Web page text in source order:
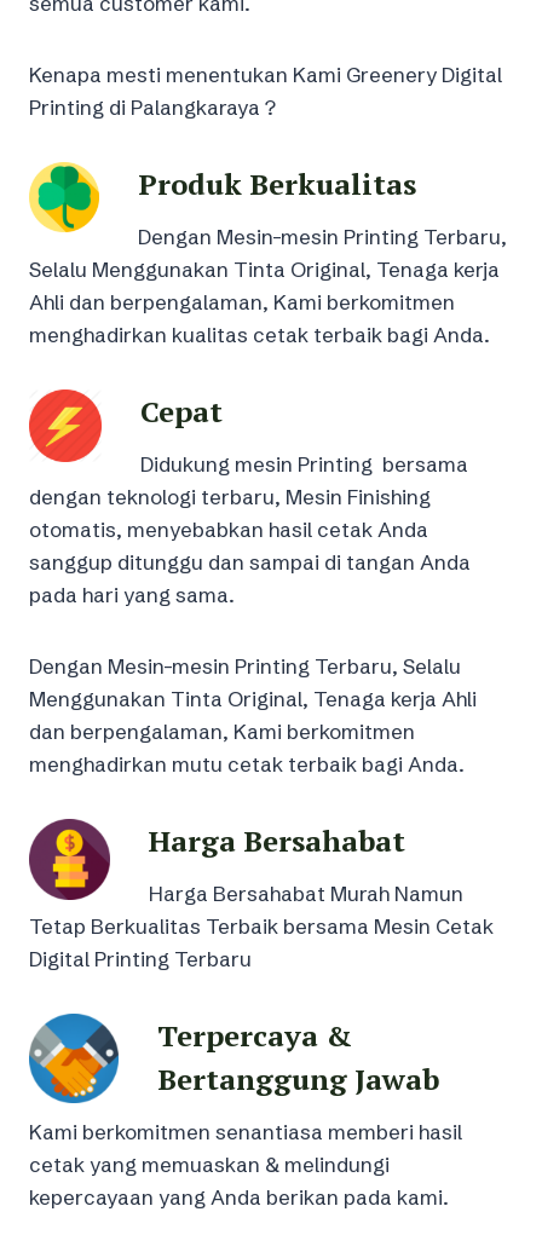
Kenapa mesti menentukan Kami Greenery Digital
Printing di Palangkaraya ?
Produk Berkualitas
Dengan Mesin-mesin Printing Terbaru,
Selalu Menggunakan Tinta Original, Tenaga kerja
Ahli dan berpengalaman, Kami berkomitmen
menghadirkan kualitas cetak terbaik bagi Anda.
Cepat
Didukung mesin Printing bersama
dengan teknologi terbaru, Mesin Finishing
otomatis, menyebabkan hasil cetak Anda
sanggup ditunggu dan sampai di tangan Anda
pada hari yang sama.
Dengan Mesin-mesin Printing Terbaru, Selalu
Menggunakan Tinta Original, Tenaga kerja Ahli
dan berpengalaman, Kami berkomitmen
menghadirkan mutu cetak terbaik bagi Anda.
Harga Bersahabat
Harga Bersahabat Murah Namun
Tetap Berkualitas Terbaik bersama Mesin Cetak
Digital Printing Terbaru
Terpercaya &
Bertanggung Jawab
Kami berkomitmen senantiasa memberi hasil
cetak yang memuaskan & melindungi
kepercayaan yang Anda berikan pada kami.